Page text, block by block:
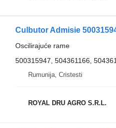
Oscilirajuće rame
500315947, 504361166,
Rumunija, Cristesti
ROYAL DRU AGRO S.R.L.